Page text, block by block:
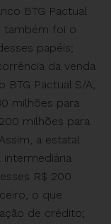
BTG Pactual
também foi o
papéis;
da venda
BTG Pactual S/A,
milhões para
milhões para
a estatal
intermediária
R$ 200
o que
de crédito;